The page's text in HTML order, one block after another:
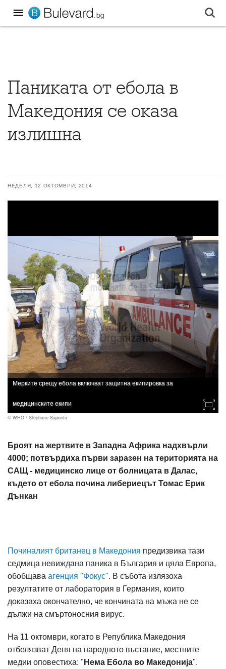
Паниката от ебола в
Македония се оказа
излишна
НЕДЕЛЯ, 12 ОКТОМВРИ, 2014
Мерките срещу ебола включват защитна екипировка за
медицинските екипи
© WHO / Stéphane Saporito
Броят на жертвите в Западна Африка надхвърли
4000; потвърдиха първи заразен на територията на
САЩ - медицинско лице от болницата в Далас,
където от ебола почина либериецът Томас Ерик
Дънкан
Починалият британец в Македония предизвика тази
седмица невиждана паника в България и цяла Европа,
обобщава агенция "Фокус". В събота излязоха
резултатите от лаборатория в Германия, които
доказахa окончателно, че кончината на мъжа не се
дължи на смъртоносния вирус.
На 11 октомври, когато в Република Македония
отбелязват Деня на народното въстание, местните
медии оповестиха: " Нема Ебола во Македонија".